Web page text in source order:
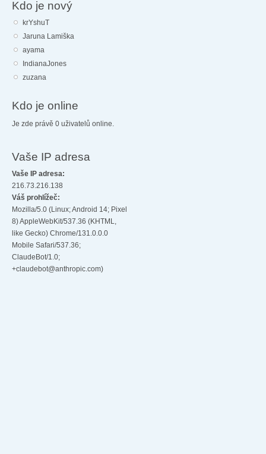
Kdo je nový
krYshuT
Jaruna Lamiška
ayama
IndianaJones
zuzana
Kdo je online
Je zde právě 0 uživatelů online.
Vaše IP adresa
Vaše IP adresa:
216.73.216.138
Váš prohlížeč:
Mozilla/5.0 (Linux; Android 14; Pixel
8) AppleWebKit/537.36 (KHTML,
like Gecko) Chrome/131.0.0.0
Mobile Safari/537.36;
ClaudeBot/1.0;
+claudebot@anthropic.com)